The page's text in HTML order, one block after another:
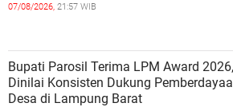
07/08/2026, 21:57 WIB
Bupati Parosil Terima LPM Award 2026,
Dinilai Konsisten Dukung
Desa di Lampung Barat